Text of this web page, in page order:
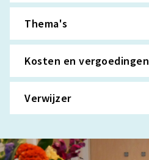
Thema's
Kosten en vergoedingen
Verwijzer